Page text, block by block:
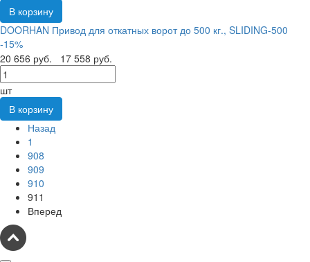
В корзину
DOORHAN Привод для откатных ворот до 500 кг., SLIDING-500
-15%
20 656 руб.
17 558 руб.
шт
В корзину
Назад
1
908
909
910
911
Вперед